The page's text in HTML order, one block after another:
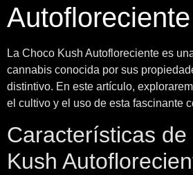
Autofloreciente
La Choco Kush Autofloreciente es
cannabis conocida por sus
distintivo. En este artículo,
el cultivo y el uso de esta fascinante
Características de
Kush